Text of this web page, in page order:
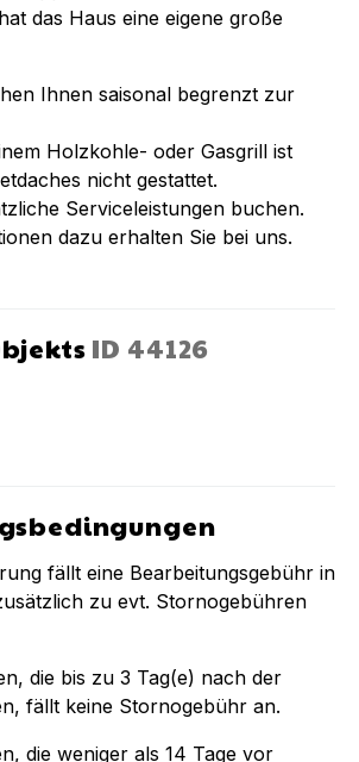
das Haus eine eigene große
Ihnen saisonal begrenzt zur
Holzkohle- oder Gasgrill ist
nicht gestattet.
Serviceleistungen buchen.
dazu erhalten Sie bei uns.
ID 44126
fällt eine Bearbeitungsgebühr in
zu evt. Stornogebühren
die bis zu 3 Tag(e) nach der
fällt keine Stornogebühr an.
die weniger als 14 Tage vor